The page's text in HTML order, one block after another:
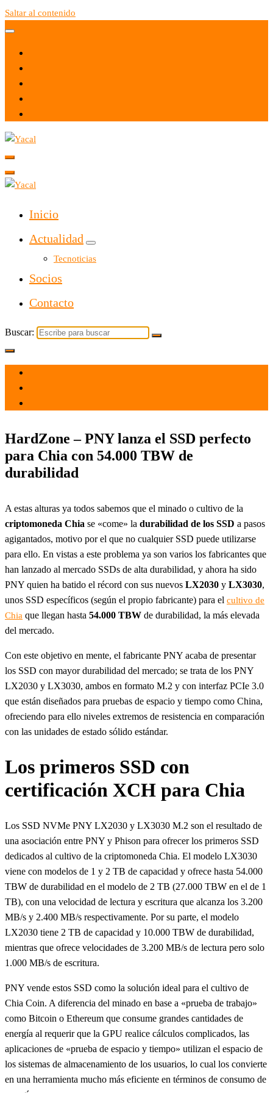
Saltar al contenido
Yacal micro hosting
Inicio
Actualidad
Tecnoticias
Socios
Contacto
Buscar:
HardZone – PNY lanza el SSD perfecto
para Chia con 54.000 TBW de
durabilidad
A estas alturas ya todos sabemos que el minado o cultivo de la
criptomoneda Chia se «come» la durabilidad de los SSD a pasos
agigantados, motivo por el que no cualquier SSD puede utilizarse
para ello. En vistas a este problema ya son varios los fabricantes que
han lanzado al mercado SSDs de alta durabilidad, y ahora ha sido
PNY quien ha batido el récord con sus nuevos LX2030 y LX3030,
unos SSD específicos (según el propio fabricante) para el cultivo de
Chia que llegan hasta 54.000 TBW de durabilidad, la más elevada
del mercado.
Con este objetivo en mente, el fabricante PNY acaba de presentar
los SSD con mayor durabilidad del mercado; se trata de los PNY
LX2030 y LX3030, ambos en formato M.2 y con interfaz PCIe 3.0
que están diseñados para pruebas de espacio y tiempo como China,
ofreciendo para ello niveles extremos de resistencia en comparación
con las unidades de estado sólido estándar.
Los primeros SSD con
certificación XCH para Chia
Los SSD NVMe PNY LX2030 y LX3030 M.2 son el resultado de
una asociación entre PNY y Phison para ofrecer los primeros SSD
dedicados al cultivo de la criptomoneda Chia. El modelo LX3030
viene con modelos de 1 y 2 TB de capacidad y ofrece hasta 54.000
TBW de durabilidad en el modelo de 2 TB (27.000 TBW en el de 1
TB), con una velocidad de lectura y escritura que alcanza los 3.200
MB/s y 2.400 MB/s respectivamente. Por su parte, el modelo
LX2030 tiene 2 TB de capacidad y 10.000 TBW de durabilidad,
mientras que ofrece velocidades de 3.200 MB/s de lectura pero solo
1.000 MB/s de escritura.
PNY vende estos SSD como la solución ideal para el cultivo de
Chia Coin. A diferencia del minado en base a «prueba de trabajo»
como Bitcoin o Ethereum que consume grandes cantidades de
energía al requerir que la GPU realice cálculos complicados, las
aplicaciones de «prueba de espacio y tiempo» utilizan el espacio de
los sistemas de almacenamiento de los usuarios, lo cual los convierte
en una herramienta mucho más eficiente en términos de consumo de